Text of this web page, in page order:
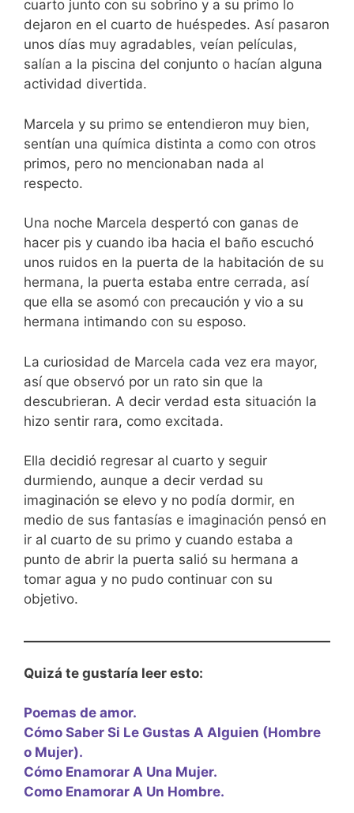
cuarto junto con su sobrino y a su primo lo
dejaron en el cuarto de huéspedes. Así pasaron
unos días muy agradables, veían películas,
salían a la piscina del conjunto o hacían alguna
actividad divertida.
Marcela y su primo se entendieron muy bien,
sentían una química distinta a como con otros
primos, pero no mencionaban nada al
respecto.
Una noche Marcela despertó con ganas de
hacer pis y cuando iba hacia el baño escuchó
unos ruidos en la puerta de la habitación de su
hermana, la puerta estaba entre cerrada, así
que ella se asomó con precaución y vio a su
hermana intimando con su esposo.
La curiosidad de Marcela cada vez era mayor,
así que observó por un rato sin que la
descubrieran. A decir verdad esta situación la
hizo sentir rara, como excitada.
Ella decidió regresar al cuarto y seguir
durmiendo, aunque a decir verdad su
imaginación se elevo y no podía dormir, en
medio de sus fantasías e imaginación pensó en
ir al cuarto de su primo y cuando estaba a
punto de abrir la puerta salió su hermana a
tomar agua y no pudo continuar con su
objetivo.
Quizá te gustaría leer esto:
Poemas de amor.
Cómo Saber Si Le Gustas A Alguien (Hombre
o Mujer).
Cómo Enamorar A Una Mujer.
Como Enamorar A Un Hombre.